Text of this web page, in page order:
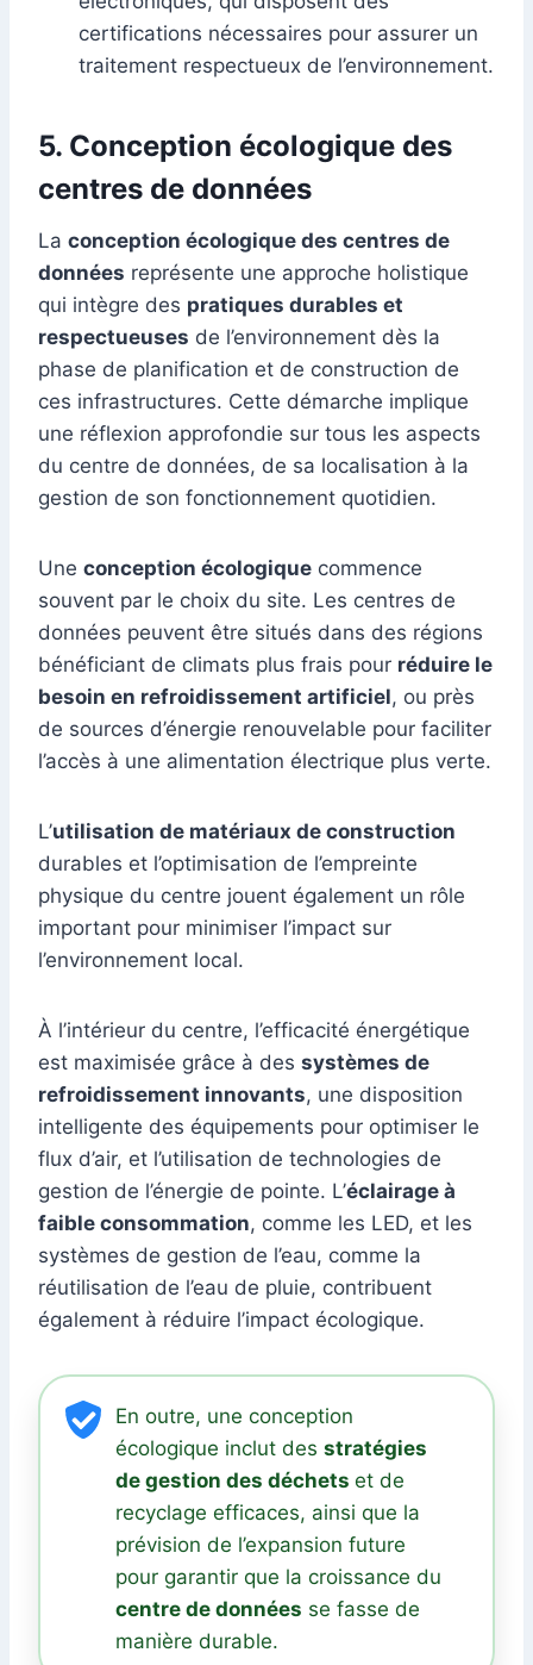
certifications nécessaires pour assurer un
traitement respectueux de l’environnement.
5. Conception écologique des
centres de données
La conception écologique des centres de
données représente une approche holistique
qui intègre des pratiques durables et
respectueuses de l’environnement dès la
phase de planification et de construction de
ces infrastructures. Cette démarche implique
une réflexion approfondie sur tous les aspects
du centre de données, de sa localisation à la
gestion de son fonctionnement quotidien.
Une conception écologique commence
souvent par le choix du site. Les centres de
données peuvent être situés dans des régions
bénéficiant de climats plus frais pour réduire le
besoin en refroidissement artificiel, ou près
de sources d’énergie renouvelable pour faciliter
l’accès à une alimentation électrique plus verte.
L’utilisation de matériaux de construction
durables et l’optimisation de l’empreinte
physique du centre jouent également un rôle
important pour minimiser l’impact sur
l’environnement local.
À l’intérieur du centre, l’efficacité énergétique
est maximisée grâce à des systèmes de
refroidissement innovants, une disposition
intelligente des équipements pour optimiser le
flux d’air, et l’utilisation de technologies de
gestion de l’énergie de pointe. L’éclairage à
faible consommation, comme les LED, et les
systèmes de gestion de l’eau, comme la
réutilisation de l’eau de pluie, contribuent
également à réduire l’impact écologique.
En outre, une conception
écologique inclut des stratégies
de gestion des déchets et de
recyclage efficaces, ainsi que la
prévision de l’expansion future
pour garantir que la croissance du
centre de données se fasse de
manière durable.